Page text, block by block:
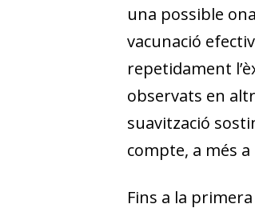
una possible
vacunació
repetidament
observats en
suavització
compte, a més
Fins a la